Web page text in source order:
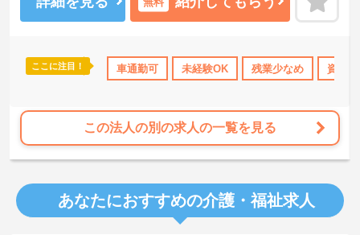
資格取得サポート 研修制度あり 産休･育休･介護休暇取得実
勤務が収入に直結する仕組みがあります。月平均の残業時間は10時
環境が整っています。
・定年65歳に加え、状況に応じた再雇用制度により上限85歳まで働
り、年齢を重ねても無理なく続けられる環境です。
【大手法人の安定基盤のもとで、収入アップを目指せる環境です】
ここに注目！ 車通勤可 未経験OK 残業少なめ 資格
この法人の別の求人の一覧を見る
あなたにおすすめの介護・福祉求人